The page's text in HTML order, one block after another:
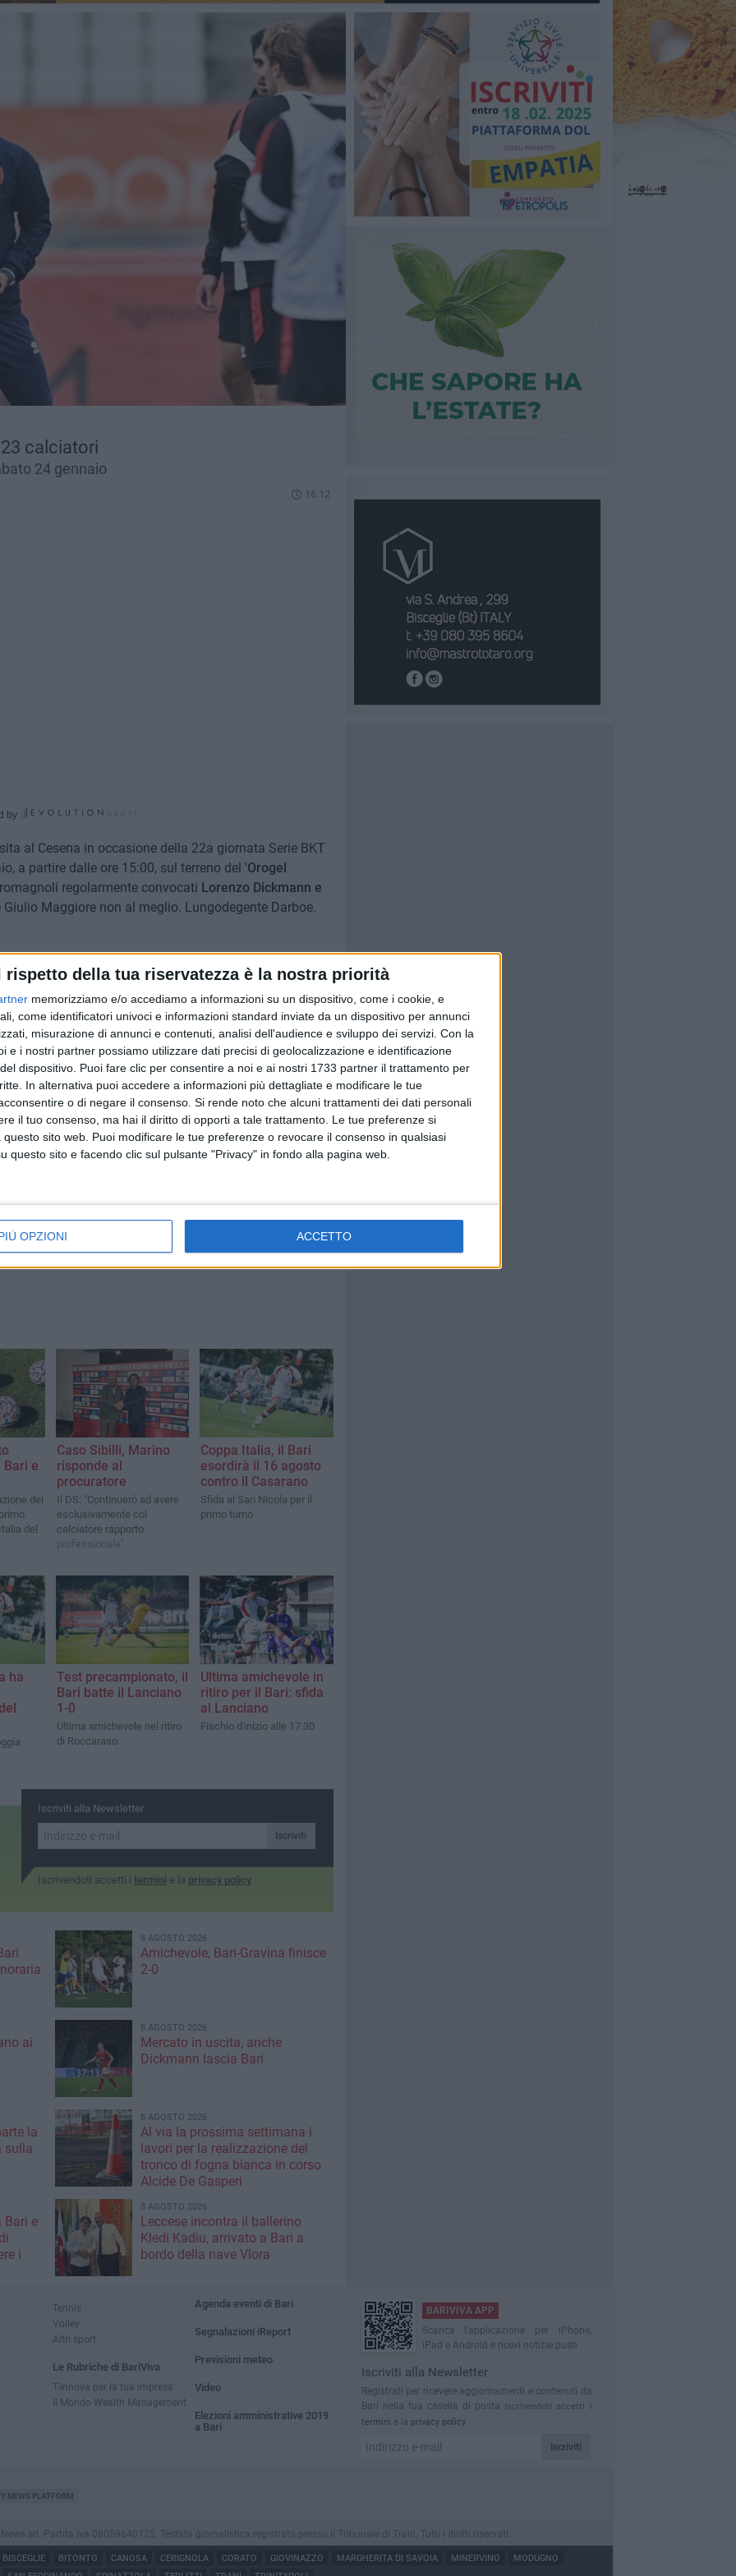
rispetto della tua riservatezza è la nostra priorità
memorizziamo e/o accediamo a informazioni su un dispositivo, come i cookie, e
come identificatori univoci e informazioni standard inviate da un dispositivo per annunci
misurazione di annunci e contenuti, analisi dell'audience e sviluppo dei servizi. Con la
e i nostri partner possiamo utilizzare dati precisi di geolocalizzazione e identificazione
dispositivo. Puoi fare clic per consentire a noi e ai nostri 1733 partner il trattamento per
In alternativa puoi accedere a informazioni più dettagliate e modificare le tue
o di negare il consenso. Si rende noto che alcuni trattamenti dei dati personali
il tuo consenso, ma hai il diritto di opporti a tale trattamento. Le tue preferenze si
sito web. Puoi modificare le tue preferenze o revocare il consenso in qualsiasi
questo sito e facendo clic sul pulsante "Privacy" in fondo alla pagina web.
OPZIONI ACCETTO
calciatori
24 gennaio
16.12
by
al Cesena in occasione della 22a giornata Serie BKT
a partire dalle ore 15:00, sul terreno del 'Orogel
regolarmente convocati Lorenzo Dickmann e
Maggiore non al meglio. Lungodegente Darboe.
24.DICKMANN, 25.PUCINO, 30.MANE,
93.DORVAL
29.VERRETH, 32.COLANGIULI
11.MONCINI, 17.RAO, 49.DE PIERI, 99.CERRI
una
9 AGOSTO 2026
35° Anniversario arrivo della
Vlora: Bari fa rete
Bari e
dei
del
Caso Sibilli, Marino
risponde al
procuratore
Il DS: "Continuerò ad avere
esclusivamente col
calciatore rapporto
professionale"
Coppa Italia, il Bari
esordirà il 16 agosto
contro il Casarano
Sfida al San Nicola per il
primo turno
ha
Test precampionato, il
Bari batte il Lanciano
1-0
Ultima amichevole nel ritiro
di Roccaraso
Ultima amichevole in
ritiro per il Bari: sfida
al Lanciano
Fischio d'inizio alle 17.30
Iscriviti alla Newsletter
Iscriviti
Iscrivendoti accetti i termini e la privacy policy
8 AGOSTO 2026
Amichevole, Bari-Gravina finisce
2-0
ai
8 AGOSTO 2026
Mercato in uscita, anche
Dickmann lascia Bari
la
sulla
8 AGOSTO 2026
Al via la prossima settimana i
lavori per la realizzazione del
tronco di fogna bianca in corso
Alcide De Gasperi
Bari e
i
8 AGOSTO 2026
Leccese incontra il ballerino
Kledi Kadiu, arrivato a Bari a
bordo della nave Vlora
Tennis
Volley
Altri sport
Le Rubriche di BariViva
T-innova per la tua impresa
Il Mondo Wealth Management
Agenda eventi di Bari
Segnalazioni iReport
Previsioni meteo
Video
Elezioni amministrative 2019
a Bari
BARIVIVA APP
Scarica l'applicazione per iPhone,
iPad e Android e ricevi notizie push
Iscriviti alla Newsletter
Registrati per ricevere aggiornamenti e contenuti da
Bari nella tua casella di posta
Iscrivendoti accetti i
termini e la privacy policy
Iscriviti
NEWS PLATFORM
srl. Partita iva 08059640725. Testata giornalistica registrata presso il Tribunale di Trani. Tutti i diritti riservati.
BISCEGLIE BITONTO CANOSA CERIGNOLA CORATO GIOVINAZZO MARGHERITA DI SAVOIA MINERVINO
MODUGNO